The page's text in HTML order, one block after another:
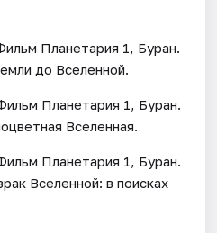
Планетария 1, Буран.
до Вселенной.
Планетария 1, Буран.
Вселенная.
Планетария 1, Буран.
Вселенной: в поисках